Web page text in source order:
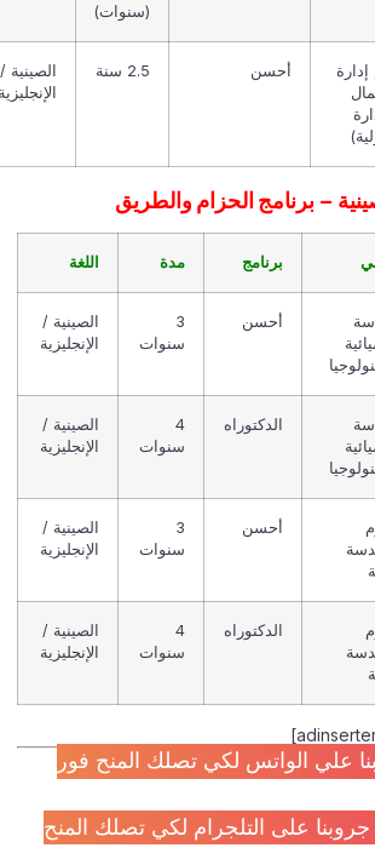
(سنوات)
أحسن
الصينية /
الإنجليزية
– برنامج الحزام والطريق
برنامج مدة اللغة
أحسن
سنوات
الصينية /
الإنجليزية
الدكتوراه
سنوات
الصينية /
الإنجليزية
أحسن
سنوات
الصينية /
الإنجليزية
الدكتوراه
سنوات
الصينية /
الإنجليزية
علي الواتس لكي تصلك المنح فور
على التلجرام لكي تصلك المنح